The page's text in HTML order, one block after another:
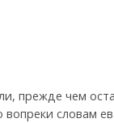
прежде чем
вопреки словам